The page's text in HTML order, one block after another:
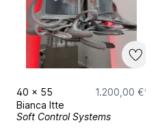
40 x 55
1.200,00 €*
Bianca Itte
Soft Control Systems